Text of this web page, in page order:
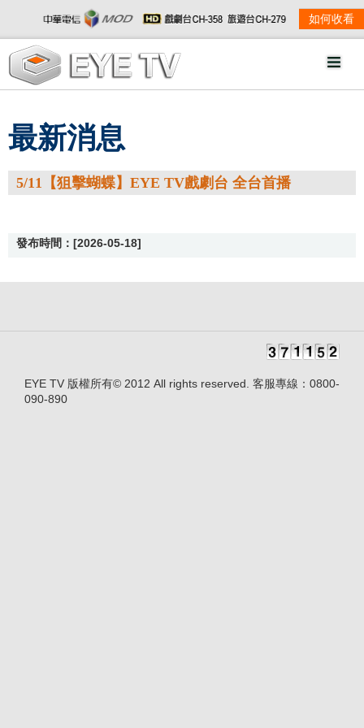
如何收看
最新消息
5/11【狙擊蝴蝶】EYE TV戲劇台 全台首播
發布時間：[2026-05-18]
EYE TV 版權所有© 2012 All rights reserved. 客服專線：0800-
090-890